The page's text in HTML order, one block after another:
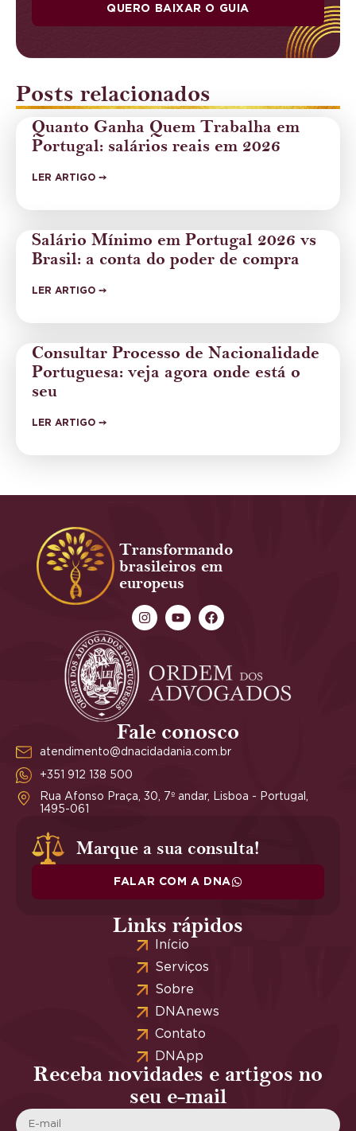
QUERO BAIXAR O GUIA
Posts relacionados
Quanto Ganha Quem Trabalha em
Portugal: salários reais em 2026
LER ARTIGO ➙
Salário Mínimo em Portugal 2026 vs
Brasil: a conta do poder de compra
LER ARTIGO ➙
Consultar Processo de Nacionalidade
Portuguesa: veja agora onde está o
seu
LER ARTIGO ➙
Transformando
brasileiros em
europeus
Fale conosco
atendimento@dnacidadania.com.br
+351 912 138 500
Rua Afonso Praça, 30, 7º andar, Lisboa - Portugal,
1495-061
Marque a sua consulta!
FALAR COM A DNA
Links rápidos
Início
Serviços
Sobre
DNAnews
Contato
DNApp
Receba novidades e artigos no
seu e-mail